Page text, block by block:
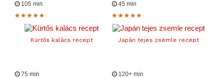
105 min
Kürtős kalács recept
45 min
Japán tejes zsemle recept
75 min 120+ min